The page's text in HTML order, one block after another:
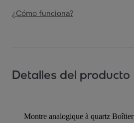
¿Cómo funciona?
Detalles del producto
Montre analogique à quartz